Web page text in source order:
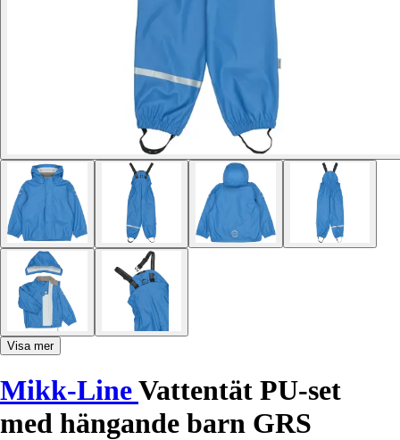
Visa mer
Mikk-LineVattentät PU-set
med hängande barn GRS